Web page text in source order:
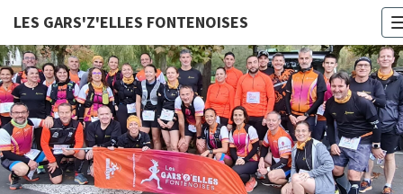
LES GARS'Z'ELLES FONTENOISES
LES